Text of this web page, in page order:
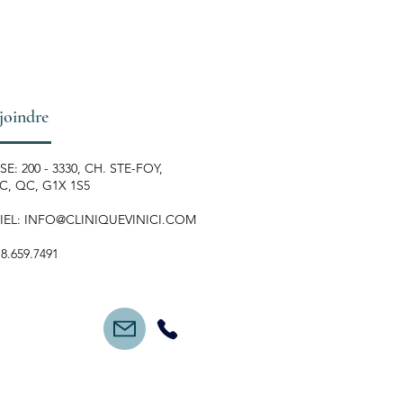
200 - 3330, CH. STE-FOY,
QC, G1X 1S5
INFO@CLINIQUEVINICI.COM